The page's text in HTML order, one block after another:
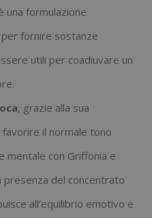
una formulazione
fornire sostanze
utili per coadiuvare un
, grazie alla sua
il normale tono
mentale con Griffonia e
presenza del concentrato
all’equilibrio emotivo e